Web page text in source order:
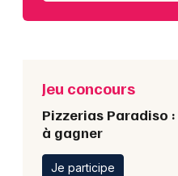
Jeu concours
Pizzerias Paradiso
à gagner
Je participe